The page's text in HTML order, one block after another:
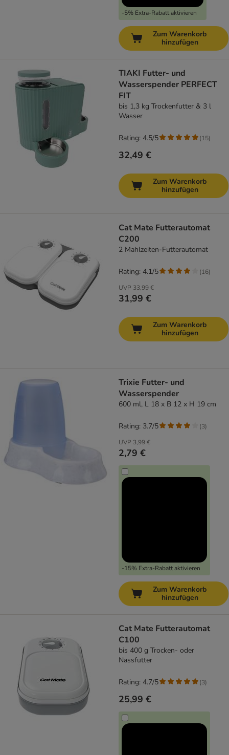
-5% Extra-Rabatt aktivieren
Zum Warenkorb
hinzufügen
TIAKI Futter- und
Wasserspender PERFECT
FIT
bis 1,3 kg Trockenfutter & 3 l
Wasser
32,49 €
Rating: 4.5/5 (15)
Zum Warenkorb
hinzufügen
Cat Mate Futterautomat
C200
2 Mahlzeiten-Futterautomat
UVP 33,99 €
31,99 €
Rating: 4.1/5 (16)
Zum Warenkorb
hinzufügen
Trixie Futter- und
Wasserspender
600 ml, L 18 x B 12 x H 19 cm
UVP 3,99 €
2,79 €
-15% Extra-Rabatt aktivieren
Rating: 3.7/5 (3)
Zum Warenkorb
hinzufügen
Cat Mate Futterautomat
C100
bis 400 g Trocken- oder
Nassfutter
25,99 €
Rating: 4.7/5 (3)